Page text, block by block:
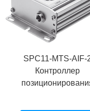
SPC11-MTS-AIF-
Контроллер